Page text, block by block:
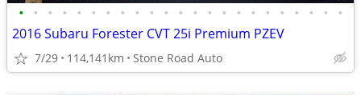
• • • • • • • • • • • • • • • • • • • • • • •
2016 Subaru Forester CVT 25i Premium PZEV
7/29 114,141km Stone Road Auto